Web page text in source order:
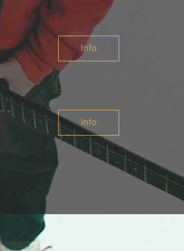
Info
Info